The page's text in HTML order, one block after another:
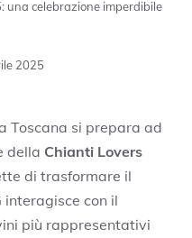
una celebrazione imperdibile
2025
Toscana si prepara ad
della Chianti Lovers
di trasformare il
interagisce con il
più rappresentativi